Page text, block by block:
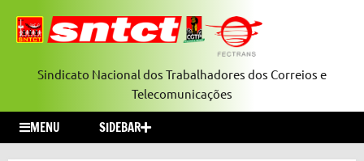
Sindicato Nacional dos Trabalhadores dos Correios e
Telecomunicações
MENU SIDEBAR